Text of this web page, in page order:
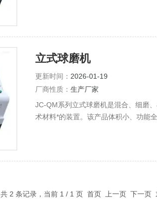
电子材料、磁性材料、生物医药、陶
立式球磨机
更新时间： 2026-01-19
厂商性质： 生产厂家
JC-QM系列立式球磨机是混合、细磨
术材料*的装置。该产品体积小、功能
获取微颗粒研究试样（每次实验可同
态下磨制试样。广泛应用于地质、矿
共 2 条记录，当前 1 / 1 页 首页 上一页 下一页